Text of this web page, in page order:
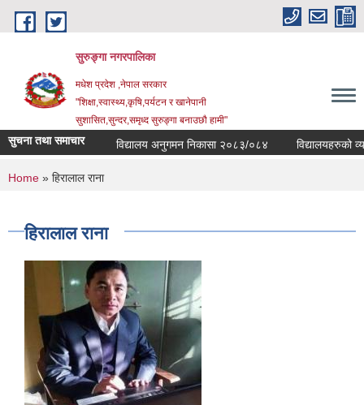
Skip to main content
सुरुङ्‍गा नगरपालिका
मधेश प्रदेश ,नेपाल सरकार
"शिक्षा,स्वास्थ्य,कृषि,पर्यटन र खानेपानी
सुशासित,सुन्दर,समृध्द सुरुङ्गा बनाउछौ हामी"
सुचना तथा समाचार विद्यालय अनुगमन निकासा २०८३/०८४ विद्यालयहरुको
You are here
Home » हिरालाल राना
हिरालाल राना